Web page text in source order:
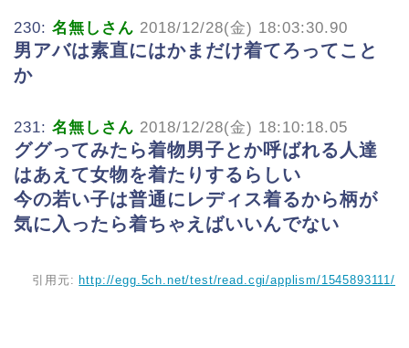
230: 名無しさん 2018/12/28(金) 18:03:30.90
男アバは素直にはかまだけ着てろってこと
か
231: 名無しさん 2018/12/28(金) 18:10:18.05
ググってみたら着物男子とか呼ばれる人達
はあえて女物を着たりするらしい
今の若い子は普通にレディス着るから柄が
気に入ったら着ちゃえばいいんでない
引用元: http://egg.5ch.net/test/read.cgi/applism/1545893111/